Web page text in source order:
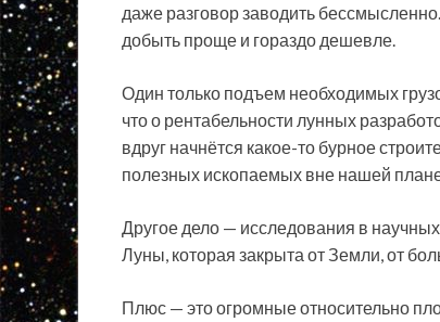
даже разговор заводить
добыть проще и гораздо дешевле.
Один только подъем необходимых
что о рентабельности лунных
вдруг начнётся какое-то бурное
полезных ископаемых вне нашей
Другое дело — исследования в
Луны, которая закрыта от Земли, от
Плюс — это огромные относительно